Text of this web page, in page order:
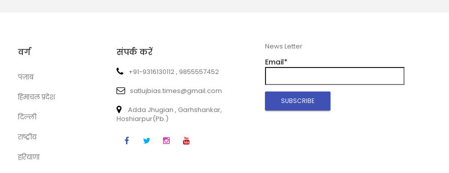
वर्ग
पंजाब
हिमाचल प्रदेश
दिल्ली
राष्ट्रीय
हरियाणा
संपर्क करें
+91-9316130112 , 9855557452
satlujbias.times@gmail.com
Adda Jhugian , Garhshankar,
Hoshiarpur(Pb.)
News Letter
Email*